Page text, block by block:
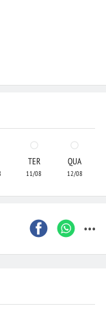
TER
11/08
QUA
12/08
...